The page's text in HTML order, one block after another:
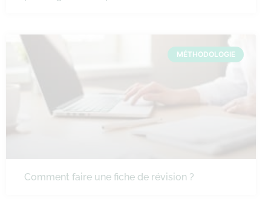
MÉTHODOLOGIE
Comment faire une fiche de révision ?